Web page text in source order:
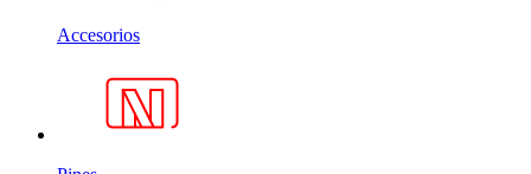
Accesorios